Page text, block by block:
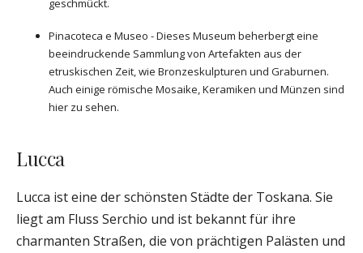
Pinacoteca e Museo - Dieses Museum beherbergt eine
beeindruckende Sammlung von Artefakten aus der
etruskischen Zeit, wie Bronzeskulpturen und Graburnen.
Auch einige römische Mosaike, Keramiken und Münzen sind
hier zu sehen.
Lucca
Lucca ist eine der schönsten Städte der Toskana. Sie
liegt am Fluss Serchio und ist bekannt für ihre
charmanten Straßen, die von prächtigen Palästen und